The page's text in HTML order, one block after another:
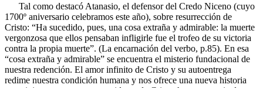
Tal como destacó Atanasio, el defensor del Credo Niceno (cuyo
1700º aniversario celebramos este año), sobre resurrección de
Cristo: “Ha sucedido, pues, una cosa extraña y admirable: la muerte
vergonzosa que ellos pensaban infligirle fue el trofeo de su victoria
contra la propia muerte”. (La encarnación del verbo, p.85). En esa
“cosa extraña y admirable” se encuentra el misterio fundacional de
nuestra redención. El amor infinito de Cristo y su autoentrega
redime nuestra condición humana y nos ofrece una nueva historia